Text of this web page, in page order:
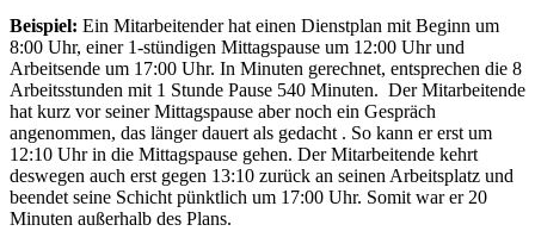
Beispiel: Ein Mitarbeitender hat einen Dienstplan mit Beginn um
8:00 Uhr, einer 1-stündigen Mittagspause um 12:00 Uhr und
Arbeitsende um 17:00 Uhr. In Minuten gerechnet, entsprechen die 8
Arbeitsstunden mit 1 Stunde Pause 540 Minuten. Der Mitarbeitende
hat kurz vor seiner Mittagspause aber noch ein Gespräch
angenommen, das länger dauert als gedacht . So kann er erst um
12:10 Uhr in die Mittagspause gehen. Der Mitarbeitende kehrt
deswegen auch erst gegen 13:10 zurück an seinen Arbeitsplatz und
beendet seine Schicht pünktlich um 17:00 Uhr. Somit war er 20
Minuten außerhalb des Plans.